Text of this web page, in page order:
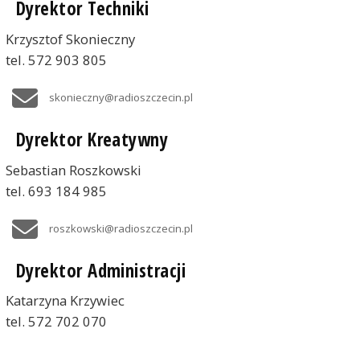
Dyrektor Techniki
Krzysztof Skonieczny
tel. 572 903 805
skonieczny@radioszczecin.pl
Dyrektor Kreatywny
Sebastian Roszkowski
tel. 693 184 985
roszkowski@radioszczecin.pl
Dyrektor Administracji
Katarzyna Krzywiec
tel. 572 702 070